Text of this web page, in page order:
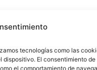
tecnologías como las
El consentimiento de
el comportamiento de